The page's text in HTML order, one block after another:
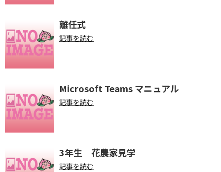
離任式
記事を読む
Microsoft Teams マニュアル
記事を読む
3年生 花農家見学
記事を読む